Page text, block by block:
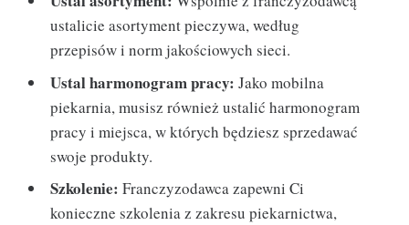
ustalicie asortyment pieczywa, według
przepisów i norm jakościowych sieci.
Ustal harmonogram pracy: Jako mobilna
piekarnia, musisz również ustalić harmonogram
pracy i miejsca, w których będziesz sprzedawać
swoje produkty.
Szkolenie: Franczyzodawca zapewni Ci
konieczne szkolenia z zakresu piekarnictwa,